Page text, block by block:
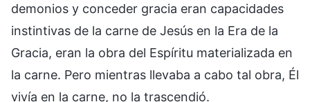
demonios y conceder gracia eran capacidades
instintivas de la carne de Jesús en la Era de la
Gracia, eran la obra del Espíritu materializada en
la carne. Pero mientras llevaba a cabo tal obra, Él
vivía en la carne, no la trascendió.